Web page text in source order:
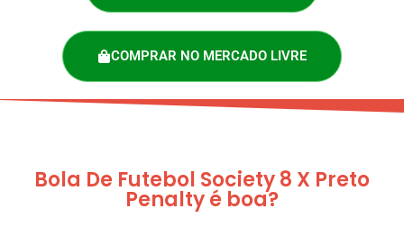
COMPRAR NO MERCADO LIVRE
Bola De Futebol Society 8 X Preto
Penalty é boa?